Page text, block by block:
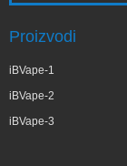
Proizvodi
iBVape-1
iBVape-2
iBVape-3